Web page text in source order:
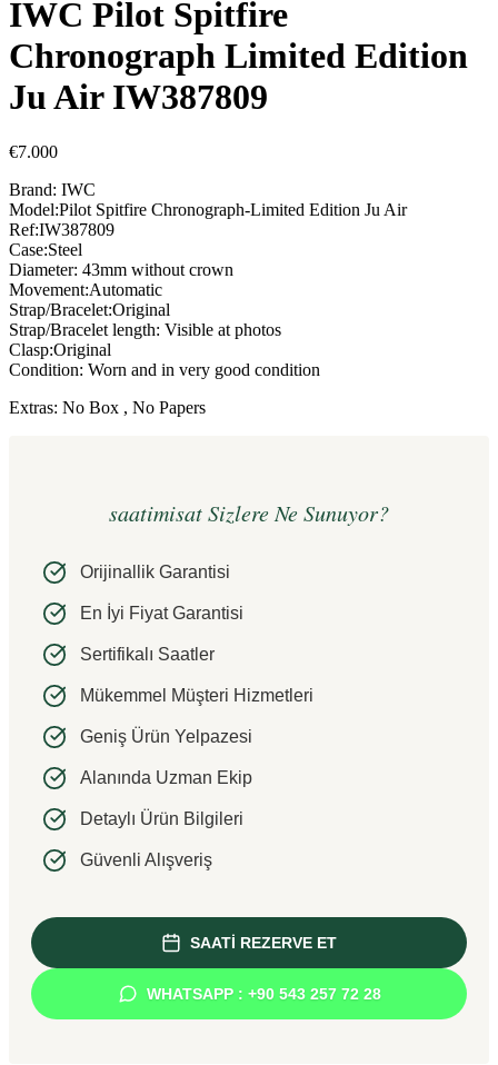
IWC Pilot Spitfire
Chronograph Limited Edition
Ju Air IW387809
€7.000
Brand: IWC
Model:Pilot Spitfire Chronograph-Limited Edition Ju Air
Ref:IW387809
Case:Steel
Diameter: 43mm without crown
Movement:Automatic
Strap/Bracelet:Original
Strap/Bracelet length: Visible at photos
Clasp:Original
Condition: Worn and in very good condition
Extras: No Box , No Papers
saatimisat Sizlere Ne Sunuyor?
Orijinallik Garantisi
En İyi Fiyat Garantisi
Sertifikalı Saatler
Mükemmel Müşteri Hizmetleri
Geniş Ürün Yelpazesi
Alanında Uzman Ekip
Detaylı Ürün Bilgileri
Güvenli Alışveriş
SAATİ REZERVE ET
WHATSAPP : +90 543 257 72 28